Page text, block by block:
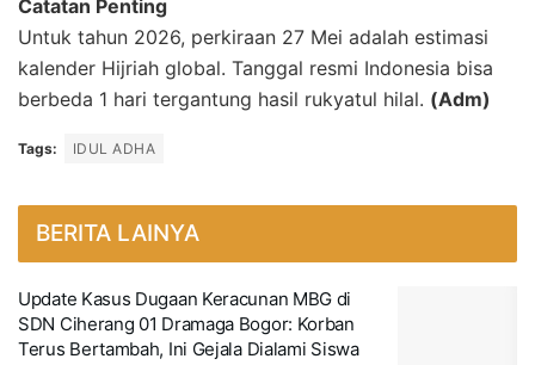
Catatan Penting
Untuk tahun 2026, perkiraan 27 Mei adalah estimasi
kalender Hijriah global. Tanggal resmi Indonesia bisa
berbeda 1 hari tergantung hasil rukyatul hilal. (Adm)
Tags: IDUL ADHA
BERITA LAINYA
Update Kasus Dugaan Keracunan MBG di
SDN Ciherang 01 Dramaga Bogor: Korban
Terus Bertambah, Ini Gejala Dialami Siswa